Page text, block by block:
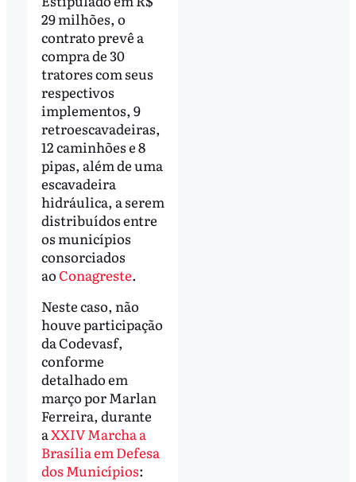
29 milhões, o
contrato prevê a
compra de 30
tratores com seus
respectivos
implementos, 9
retroescavadeiras,
12 caminhões e 8
pipas, além de uma
escavadeira
hidráulica, a serem
distribuídos entre
os municípios
consorciados
aoConagreste.
Neste caso, não
houve participação
da Codevasf,
conforme
detalhado em
março por Marlan
Ferreira, durante
aXXIV Marcha a
Brasília em Defesa
dos Municípios: